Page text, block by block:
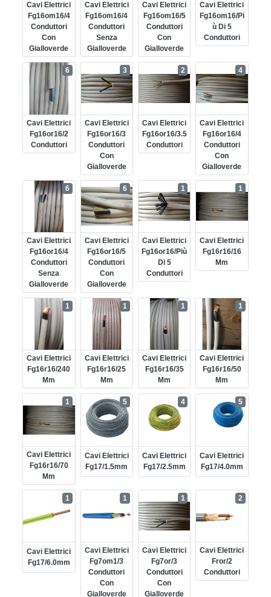
Cavi Elettrici
Fg16om16/4
Conduttori
Con
Gialloverde
Cavi Elettrici
Fg16om16/4
Conduttori
Senza
Gialloverde
Cavi Elettrici
Fg16om16/5
Conduttori
Con
Gialloverde
Cavi Elettrici
Fg16om16/pi
Ù Di 5
Conduttori
Cavi Elettrici
Fg16or16/2
Conduttori
6
Cavi Elettrici
Fg16or16/3
Conduttori
Con
Gialloverde
3
Cavi Elettrici
Fg16or16/3.5
Conduttori
2
Cavi Elettrici
Fg16or16/4
Conduttori
Con
Gialloverde
4
Cavi Elettrici
Fg16or16/4
Conduttori
Senza
Gialloverde
6
Cavi Elettrici
Fg16or16/5
Conduttori
Con
Gialloverde
6
Cavi Elettrici
Fg16or16/più
Di 5
Conduttori
1
Cavi Elettrici
Fg16r16/16
Mm
1
Cavi Elettrici
Fg16r16/240
Mm
1
Cavi Elettrici
Fg16r16/25
Mm
1
Cavi Elettrici
Fg16r16/35
Mm
1
Cavi Elettrici
Fg16r16/50
Mm
1
Cavi Elettrici
Fg16r16/70
Mm
1
Cavi Elettrici
Fg17/1.5mm
5
Cavi Elettrici
Fg17/2.5mm
4
Cavi Elettrici
Fg17/4.0mm
5
Cavi Elettrici
Fg17/6.0mm
1
Cavi Elettrici
Fg7om1/3
Conduttori
Con
Gialloverde
1
Cavi Elettrici
Fg7or/3
Conduttori
Con
Gialloverde
1
Cavi Elettrici
Fror/2
Conduttori
2